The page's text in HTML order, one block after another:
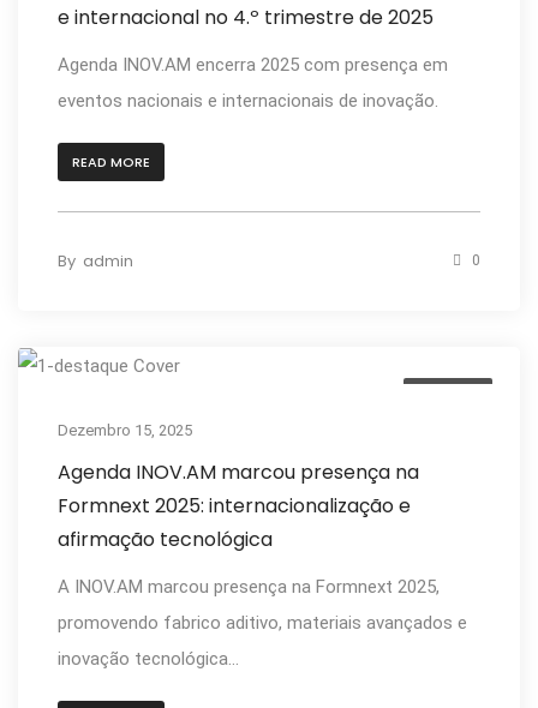
e internacional no 4.º trimestre de 2025
Agenda INOV.AM encerra 2025 com presença em
eventos nacionais e internacionais de inovação.
READ MORE
By admin 0
Dezembro 15, 2025
Agenda INOV.AM marcou presença na
Formnext 2025: internacionalização e
afirmação tecnológica
A INOV.AM marcou presença na Formnext 2025,
promovendo fabrico aditivo, materiais avançados e
inovação tecnológica...